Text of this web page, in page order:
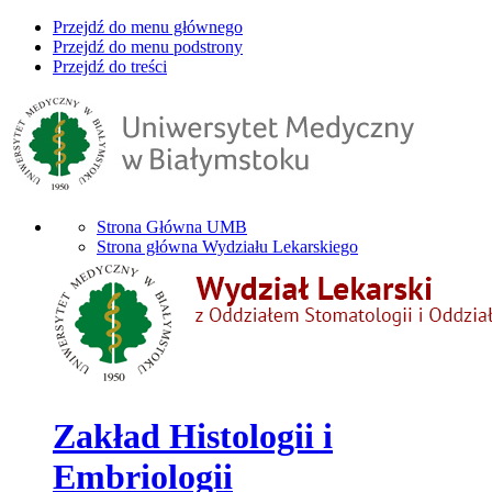
Przejdź do menu głównego
Przejdź do menu podstrony
Przejdź do treści
Strona Główna UMB
Strona główna Wydziału Lekarskiego
Zakład Histologii i
Embriologii